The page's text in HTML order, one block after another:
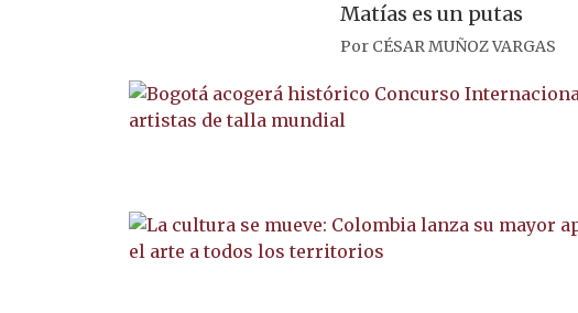
Matías es un putas
Por CÉSAR MUÑOZ VARGAS